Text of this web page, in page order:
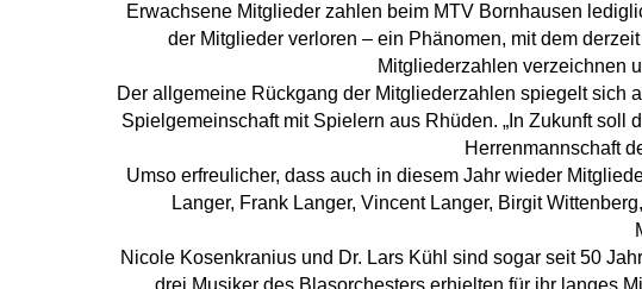
Erwachsene Mitglieder zahlen beim MTV Bornhausen
der Mitglieder verloren – ein Phänomen, mit dem
Mitgliederzahlen verzeichnen
Der allgemeine Rückgang der Mitgliederzahlen spiegelt sich
Spielgemeinschaft mit Spielern aus Rhüden. „In Zukunft
Herrenmannschaft
Umso erfreulicher, dass auch in diesem Jahr wieder
Langer, Frank Langer, Vincent Langer, Birgit
Nicole Kosenkranius und Dr. Lars Kühl sind sogar seit 50